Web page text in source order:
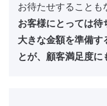
お待たせすることも
お客様にとっては待
大きな金額を準備す
とが、顧客満足度に